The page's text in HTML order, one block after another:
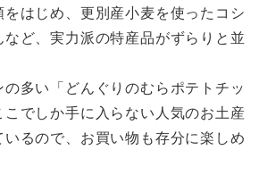
はじめ、更別産小麦を使ったコシ
ど、実力派の特産品がずらりと並
多い「どんぐりのむらポテトチッ
でしか手に入らない人気のお土産
いるので、お買い物も存分に楽しめ